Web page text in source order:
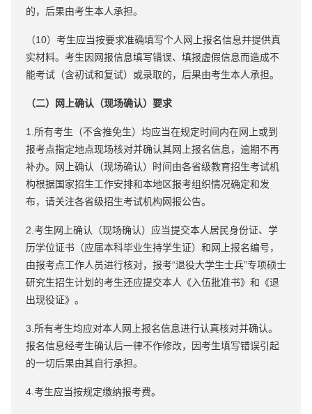
的，后果由考生本人承担。
（10）考生应当按要求准确填写个人网上报名信息并提供真
实材料。考生因网报信息填写错误、填报虚假信息而造成不
能考试（含初试和复试）或录取的，后果由考生本人承担。
（二）网上确认（现场确认）要求
1.所有考生（不含推免生）均应当在规定时间内在网上或到
报考点指定地点现场核对并确认其网上报名信息，逾期不再
补办。网上确认（现场确认）时间由各省级教育招生考试机
构根据国家招生工作安排和本地区报考组织情况确定和发
布，请关注各省级招生考试机构网报公告。
2.考生网上确认（现场确认）应当提交本人居民身份证、学
历学位证书（应届本科毕业生持学生证）和网上报名编号，
由报考点工作人员进行核对，报考“退役大学生士兵”专项硕士
研究生招生计划的考生还应提交本人《入伍批准书》和《退
出现役证》。
3.所有考生均应对本人网上报名信息进行认真核对并确认。
报名信息经考生确认后一律不作修改，因考生填写错误引起
的一切后果由其自行承担。
4.考生应当按规定缴纳报考费。